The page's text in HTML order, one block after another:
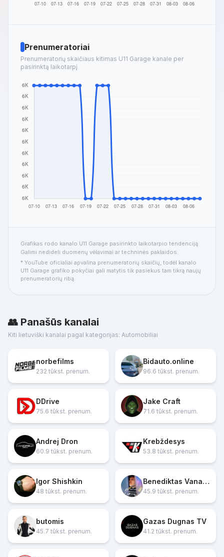
Prenumeratoriai
Prenumeratorių skaičiaus kitimas U11 Garage kanale per
pasirinktą laikotarpį
Grafikas rodo kanalo U11 Garage pasirinkto laikotarpio tendenciją.
Galimi nedideli duomenų vėlavimai ar techninės paklaidos.
* YouTube oficialiai apvalina prenumeratorių skaičių, todėl kanalo
U11 Garage grafiko pokyčiai gali matytis tik pasiekus tam tikrą naujų
prenumeratorių ribą.
👥 Panašūs kanalai
Kiti lietuviški kanalai pagal kategorijas: Automobiliai
norbefilms
232 tūkst. prenum.
Bidauto.online
96.6 tūkst. prenum.
DDrive
75.6 tūkst. prenum.
Jake Craft
71.6 tūkst. prenum.
Andrej Dron
60.9 tūkst. prenum.
Krebždesys
53.8 tūkst. prenum.
Igor Shishkin
48 tūkst. prenum.
Benediktas Vanagas
45.9 tūkst. prenum.
butomis
45.7 tūkst. prenum.
Gazas Dugnas TV
41.2 tūkst. prenum.